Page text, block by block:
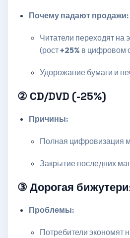
Почему падают продажи:
Читатели переходят на
(рост+25% в цифровом
Удорожание бумаги и
② CD/DVD (-25%)
Причины:
Полная цифровизация
Закрытие последних
③ Дорогая
Проблемы:
Потребители экономят